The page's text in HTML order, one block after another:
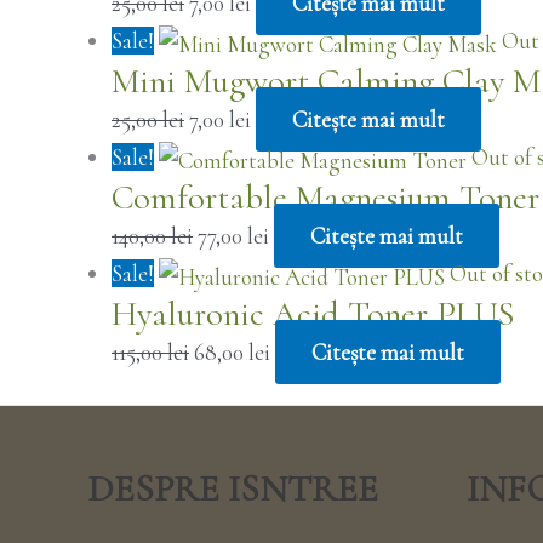
Sale!
Out
Mini Mugwort Calming Clay
25,00lei7,00 lei
Citește mai mult
Sale!
Out of
Comfortable Magnesium Toner
140,00lei77,00 lei
Citește mai mult
Sale!
Out of
Hyaluronic Acid Toner PLUS
115,00lei68,00 lei Citește mai mult
DESPRE ISNTREE